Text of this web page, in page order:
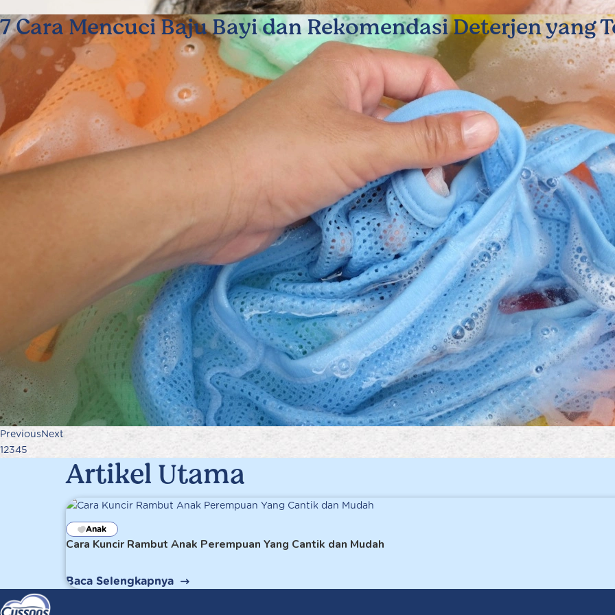
7 Cara Mencuci Baju Bayi dan Rekomendasi Deterjen yang
PreviousNext
12345
Artikel Utama
Cara Kuncir Rambut Anak Perempuan Yang Cantik dan Mudah
Anak
Baca Selengkapnya